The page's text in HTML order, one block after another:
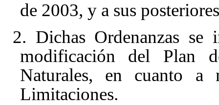
de 2003, y a sus
2. Dichas Ordenanzas
modificación del Plan
Naturales, en cuanto a
Limitaciones.